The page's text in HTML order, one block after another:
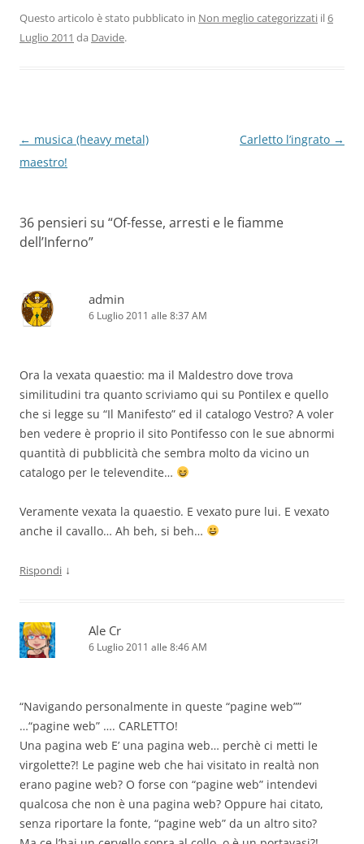
Questo articolo è stato pubblicato in Non meglio categorizzati il6
Luglio 2011 da Davide.
Navigazione
articolo
← musica (heavy metal)
maestro!
Carletto l’ingrato →
36 pensieri su “Of-fesse, arresti e le fiamme
dell’Inferno”
admin
6 Luglio 2011 alle 8:37 AM
Ora la vexata quaestio: ma il Maldestro dove trova
similitudini tra quanto scriviamo qui su Pontilex e quello
che si legge su “Il Manifesto” ed il catalogo Vestro? A voler
ben vedere è proprio il sito Pontifesso con le sue abnormi
quantità di pubblicità che sembra molto da vicino un
catalogo per le televendite…
Veramente vexata la quaestio. E vexato pure lui. E vexato
anche il cavallo… Ah beh, si beh…
Rispondi ↓
Ale Cr
6 Luglio 2011 alle 8:46 AM
“Navigando personalmente in queste “pagine web””
…“pagine web” …. CARLETTO!
Una pagina web E’ una pagina web… perchè ci metti le
virgolette?! Le pagine web che hai visitato in realtà non
erano pagine web? O forse con “pagine web” intendevi
qualcosa che non è una pagina web? Oppure hai citato,
senza riportare la fonte, “pagine web” da un altro sito?